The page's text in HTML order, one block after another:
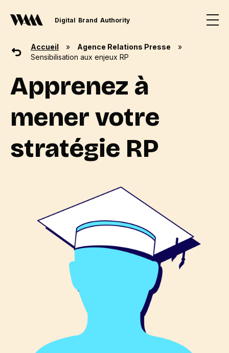
Digital Brand Authority
Accueil » Agence Relations Presse
»
Sensibilisation aux enjeux RP
Apprenez à
mener votre
stratégie RP